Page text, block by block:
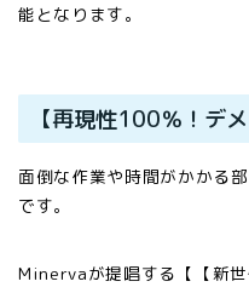
能となります。
【再現性100％！デ
面倒な作業や時間がかかる
です。
Minervaが提唱する【【新世